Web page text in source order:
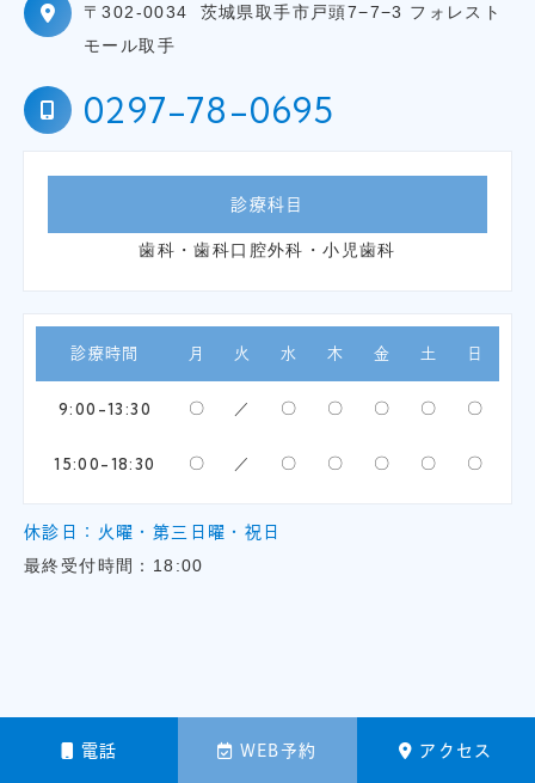
電話 WEB予約 アクセス
〒302-0034
茨城県取手市戸頭7−7−3 フォレスト
モール取手
0297-78-0695
診療科目
歯科・歯科口腔外科・小児歯科
診療時間 月 火 水 木 金 土 日
9:00-13:30 〇 ／ 〇 〇 〇 〇 〇
15:00-18:30 〇 ／ 〇 〇 〇 〇 〇
休診日：火曜・第三日曜・祝日
最終受付時間：18:00